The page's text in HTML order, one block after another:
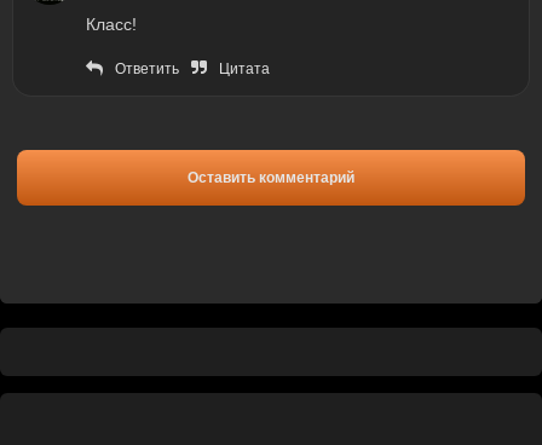
Класс!
Ответить Цитата
Оставить комментарий